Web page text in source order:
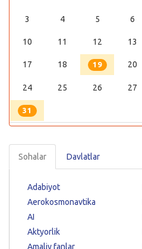
3 4 5 6
10 11 12 13
17 18 19 20
24 25 26 27
31
Sohalar Davlatlar
Adabiyot
Aerokosmonavtika
AI
Aktyorlik
Amaliy fanlar